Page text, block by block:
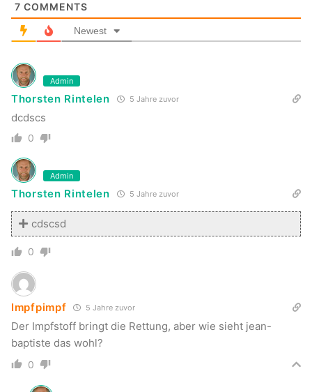
7 COMMENTS
Newest
Admin
Thorsten Rintelen 5 Jahre zuvor
dcdscs
0
Admin
Thorsten Rintelen 5 Jahre zuvor
cdscsd
0
Impfpimpf 5 Jahre zuvor
Der Impfstoff bringt die Rettung, aber wie sieht jean-
baptiste das wohl?
0